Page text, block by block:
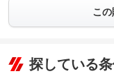
こ
探している